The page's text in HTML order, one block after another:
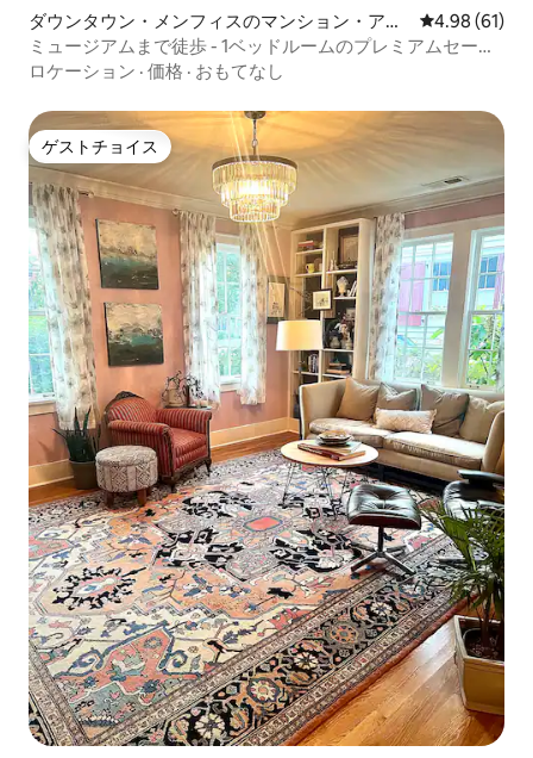
ダウンタウン・メンフィスのマンション・アパ
ート
レビュー61
4.98 (61)
ミュージアムまで徒歩 - 1ベッドルームのプレミアムセーフ
ロフト（駐車場付き）
ロケーション · 価格 · おもてなし
ゲストチョイス
ゲストチョイス